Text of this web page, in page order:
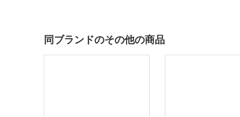
同ブランドのその他の商品